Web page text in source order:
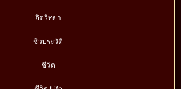
จิตวิทยา
ชีวประวัติ
ชีวิต